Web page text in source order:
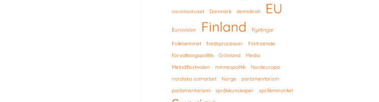
coronaviruset Danmark demokrati EU
Eurovision Finland flyktingar
Folkhemmet fredsprocesser
Förtroende
förvaltningspolitik
Grönland
Media
Melodifestivalen
minnespolitik
Nordeuropa
nordiska samarbet
Norge
parlamentarism
parlamentarismi
språkkunskaper språkminoritet